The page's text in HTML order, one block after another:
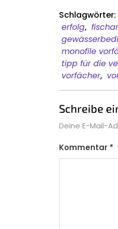
Schlagwörter:
erfolg,
monofile
tipp für die
vorfächer,
Schreibe
Deine E-Mail-
Kommentar *